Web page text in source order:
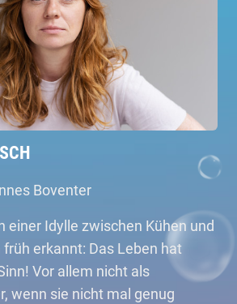
Boventer
einer Idylle zwischen Kühen und
erkannt: Das Leben hat
Vor allem nicht als
wenn sie nicht mal genug